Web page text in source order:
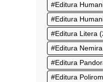
Editura
Editura
Editura Litera
Editura Nemira
Editura
Editura Polirom